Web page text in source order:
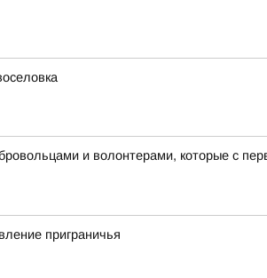
и волонтерами, которые с
приграничья